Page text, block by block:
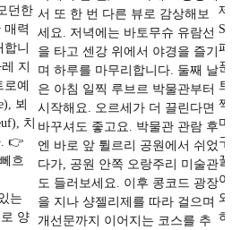
던한
매력
합니
지
로예
뵈
치
. 👉
흐
는
양
서 또 한 번 다른 뷰로 감상해보
세요. 저녁에는 바토무슈 유람선
을 타고 센강 위에서 야경을 즐기
며 하루를 마무리합니다. 둘째 날
은 아침 일찍 루브르 박물관부터
시작해요. 오르세가 더 끌린다면
바꾸셔도 좋고요. 박물관 관람 후
엔 바로 앞 튈르리 공원에서 쉬었
다가, 공원 안쪽 오랑주리 미술관
도 들러보세요. 이후 콩코드 광장
을 지나 샹젤리제를 따라 걸으며
개선문까지 이어지는 코스를 추